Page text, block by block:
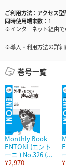
ご利用方法
アクセス型
同時使用端末数
1
※インターネット経由で
※導入・利用方法の詳細
巻号一覧
Monthly Book
ENTONI (エント
ーニ ) No.326 (...
¥2,970